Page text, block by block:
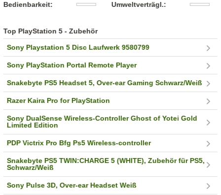
Bedienbarkeit: Umweltverträgl.:
Top PlayStation 5 - Zubehör
Sony Playstation 5 Disc Laufwerk 9580799
Sony PlayStation Portal Remote Player
Snakebyte PS5 Headset 5, Over-ear Gaming Schwarz/Weiß
Razer Kaira Pro for PlayStation
Sony DualSense Wireless-Controller Ghost of Yotei Gold
Limited Edition
PDP Victrix Pro Bfg Ps5 Wireless-controller
Snakebyte PS5 TWIN:CHARGE 5 (WHITE), Zubehör für PS5,
Schwarz/Weiß
Sony Pulse 3D, Over-ear Headset Weiß